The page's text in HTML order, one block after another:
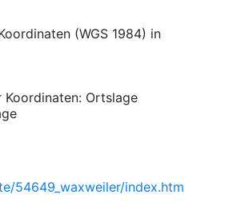
(WGS 1984) in
Ortslage
54649_waxweiler/index.htm